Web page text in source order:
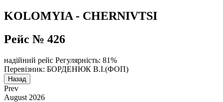
KOLOMYIA - CHERNIVTSI
Рейс № 426
надійний рейс Регулярність: 81%
Перевізник: БОРДЕНЮК В.І.(ФОП)
Назад
Prev
August 2026